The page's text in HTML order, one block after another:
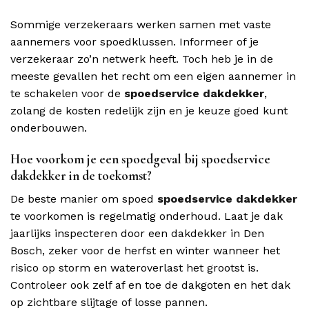
Sommige verzekeraars werken samen met vaste
aannemers voor spoedklussen. Informeer of je
verzekeraar zo’n netwerk heeft. Toch heb je in de
meeste gevallen het recht om een eigen aannemer in
te schakelen voor de spoedservice dakdekker,
zolang de kosten redelijk zijn en je keuze goed kunt
onderbouwen.
Hoe voorkom je een spoedgeval bij spoedservice
dakdekker in de toekomst?
De beste manier om spoed spoedservice dakdekker
te voorkomen is regelmatig onderhoud. Laat je dak
jaarlijks inspecteren door een dakdekker in Den
Bosch, zeker voor de herfst en winter wanneer het
risico op storm en wateroverlast het grootst is.
Controleer ook zelf af en toe de dakgoten en het dak
op zichtbare slijtage of losse pannen.